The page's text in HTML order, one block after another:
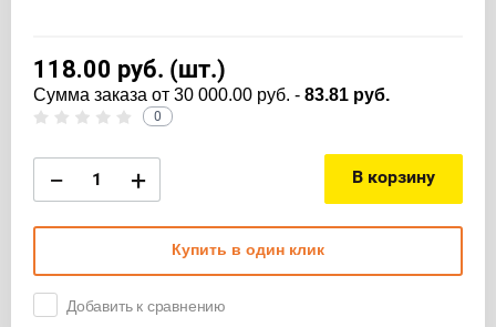
118.00 руб. (шт.)
Cумма заказа от 30 000.00 руб. - 83.81 руб.
0
− + В корзину
Купить в один клик
Добавить к сравнению